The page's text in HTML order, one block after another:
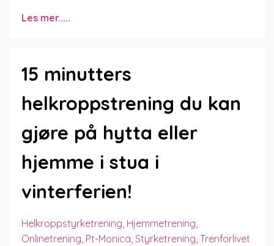
Les mer.....
15 minutters
helkroppstrening du kan
gjøre på hytta eller
hjemme i stua i
vinterferien!
Helkroppstyrketrening Hjemmetrening
Onlinetrening Pt-Monica Styrketrening Trenforlivet